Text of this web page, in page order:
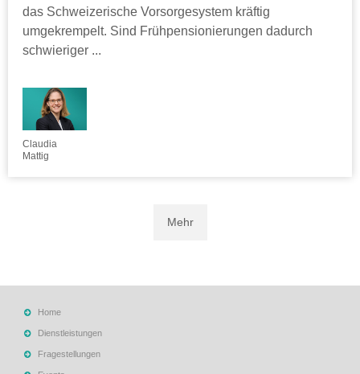
das Schweizerische Vorsorgesystem kräftig
umgekrempelt. Sind Frühpensionierungen dadurch
schwieriger ...
Claudia
Mattig
Mehr
Home
Dienstleistungen
Fragestellungen